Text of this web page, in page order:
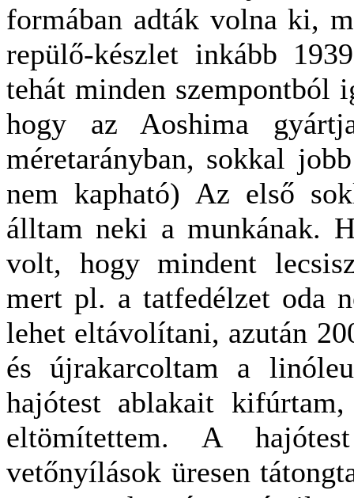
formában adták volna ki,
repülő-készlet inkább
tehát minden szempontból
hogy az Aoshima
méretarányban, sokkal
nem kapható) Az első
álltam neki a munkának.
volt, hogy mindent
mert pl. a tatfedélzet oda
lehet eltávolítani, azután
és újrakarcoltam a
hajótest ablakait
eltömítettem. A
vetőnyílások üresen